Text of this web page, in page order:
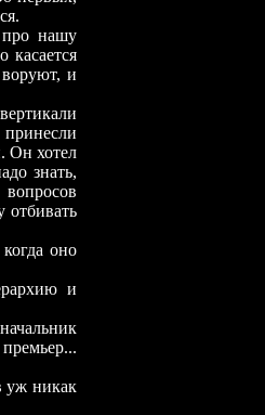
нашу
касается
и
Он хотел
знать,
отбивать
оно
и
уж никак